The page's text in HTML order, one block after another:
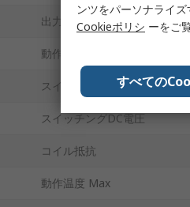
出力開閉電流
動作温度 Min
スイッチングAC電圧
スイッチングDC電圧
コイル抵抗
動作温度 Max
ンツをパーソナライ
Cookieポリシ ーをご
すべての